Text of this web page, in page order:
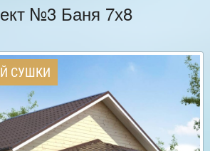
№3 Баня 7х8
СУШКИ